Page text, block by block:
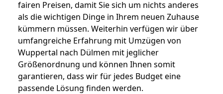
fairen Preisen, damit Sie sich um nichts anderes
als die wichtigen Dinge in Ihrem neuen Zuhause
kümmern müssen. Weiterhin verfügen wir über
umfangreiche Erfahrung mit Umzügen von
Wuppertal nach Dülmen mit jeglicher
Größenordnung und können Ihnen somit
garantieren, dass wir für jedes Budget eine
passende Lösung finden werden.